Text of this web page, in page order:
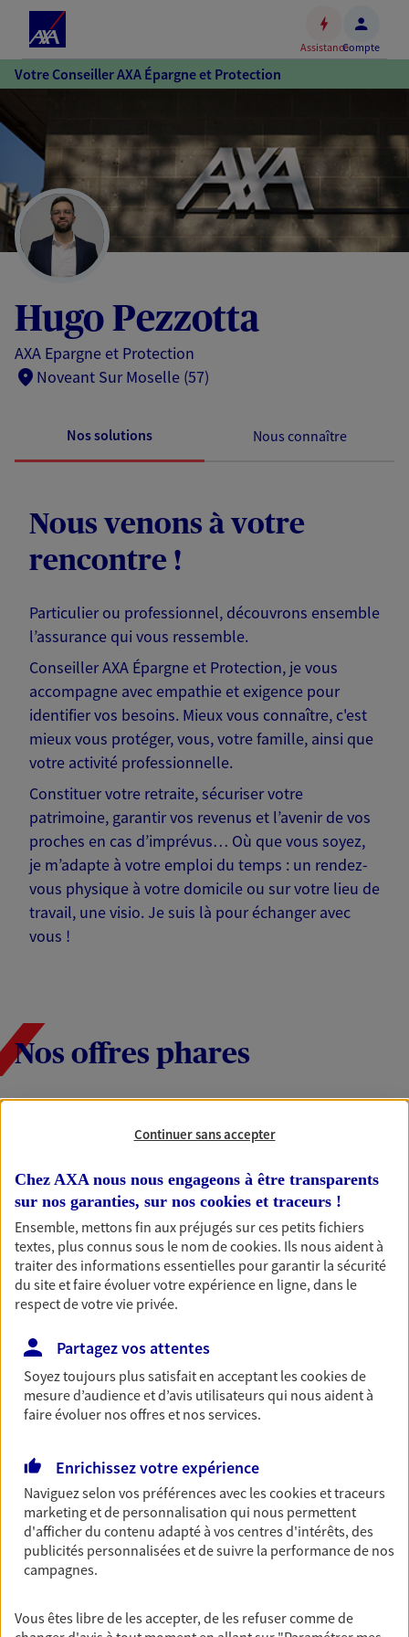
Accéder
au
Accéder
au
pied
de
page
AssistanceCompte
Votre Conseiller AXA Épargne et Protection
Hugo Pezzotta
AXA Epargne et Protection
Noveant Sur Moselle (57)
Nos solutions Nous connaître
Nous venons à votre
rencontre !
Particulier ou professionnel, découvrons ensemble
l’assurance qui vous ressemble.
Conseiller AXA Épargne et Protection, je vous
accompagne avec empathie et exigence pour
identifier vos besoins. Mieux vous connaître, c'est
mieux vous protéger, vous, votre famille, ainsi que
votre activité professionnelle.
Constituer votre retraite, sécuriser votre
patrimoine, garantir vos revenus et l’avenir de vos
proches en cas d’imprévus… Où que vous soyez,
je m’adapte à votre emploi du temps : un rendez-
vous physique à votre domicile ou sur votre lieu de
travail, une visio. Je suis là pour échanger avec
vous !
Nos offres phares
Épargne
immobilier, études des enfants ou voyage autour
du monde… Épargnez à votre rythme et
simplement, selon votre profil.
Découvrir les offres Épargne
Retraite
Préparez sereinement ce nouveau chapitre de
votre vie avec les conseils d'un expert. Découvrez
notre solution PER (Plan Epargne Retraite)
spécialement conçue pour la retraite.
Prévoyance
Pour un avenir serein, assurez-vous avec notre
contrat prévoyance. Préservez vos proches en cas
d'accident ou de maladie en optant pour les
garanties incapacité temporaire totale de travail,
Découvrir l'offre Prévoyance
Continuer sans accepter
Chez AXA nous nous engageons à être transparents
sur nos garanties, sur nos cookies et traceurs !
Ensemble, mettons fin aux préjugés sur ces petits fichiers
textes, plus connus sous le nom decookies. Ils nous aident à
traiter des informations essentielles pour garantir la sécurité
du site et faire évoluer votre expérience en ligne, dans le
respect de votre vie privée.
Partagez vos attentes
Soyez toujours plus satisfait en acceptant lescookiesde
mesure d’audience et d’avis utilisateurs qui nous aident à
faire évoluer nos offres et nos services.
Enrichissez votre expérience
Naviguez selon vos préférences avec lescookies et traceurs
marketing et de personnalisation qui nous permettent
d'afficher du contenu adapté à vos centres d'intérêts, des
publicités personnalisées et de suivre la performance de nos
campagnes.
Vous êtes libre de les accepter, de les refuser comme de